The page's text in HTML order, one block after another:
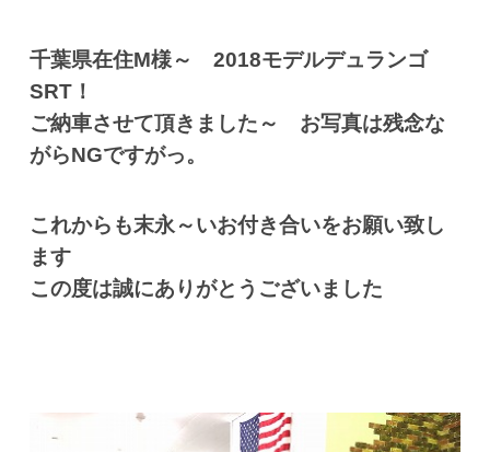
千葉県在住M様～ 2018モデルデュランゴ
SRT！
ご納車させて頂きました～ お写真は残念な
がらNGですがっ。
これからも末永～いお付き合いをお願い致し
ます
この度は誠にありがとうございました